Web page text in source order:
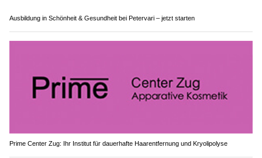
Ausbildung in Schönheit & Gesundheit bei Petervari – jetzt starten
Prime Center Zug: Ihr Institut für dauerhafte Haarentfernung und Kryolipolyse